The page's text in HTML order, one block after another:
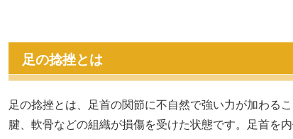
足の捻挫とは
足の捻挫とは、足首の関節に不自然で強い力が加わる
腱、軟骨などの組織が損傷を受けた状態です。足首を